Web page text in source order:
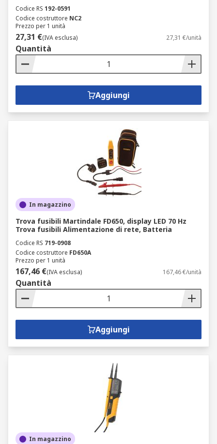
Codice RS 192-0591
Codice costruttore NC2
Prezzo per 1 unità
27,31 €(IVA esclusa) 27,31 €/unità
Quantità
Aggiungi
In magazzino
Trova fusibili Martindale FD650, display LED 70 Hz
Trova fusibili Alimentazione di rete, Batteria
Codice RS 719-0908
Codice costruttore FD650A
Prezzo per 1 unità
167,46 €(IVA esclusa) 167,46 €/unità
Quantità
Aggiungi
In magazzino